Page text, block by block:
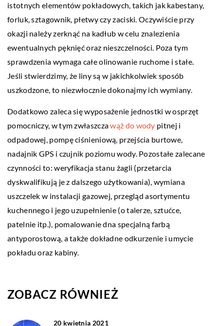
istotnych elementów pokładowych, takich jak kabestany,
forluk, sztagownik, płetwy czy zaciski. Oczywiście przy
okazji należy zerknąć na kadłub w celu znalezienia
ewentualnych pęknięć oraz nieszczelności. Poza tym
sprawdzenia wymaga całe olinowanie ruchome i stałe.
Jeśli stwierdzimy, że liny są w jakichkolwiek sposób
uszkodzone, to niezwłocznie dokonajmy ich wymiany.
Dodatkowo zaleca się wyposażenie jednostki w osprzęt
pomocniczy, w tym zwłaszczawąż do wody pitnej i
odpadowej, pompę ciśnieniową, przejścia burtowe,
nadajnik GPS i czujnik poziomu wody. Pozostałe zalecane
czynności to: weryfikacja stanu żagli (przetarcia
dyskwalifikują je z dalszego użytkowania), wymiana
uszczelek w instalacji gazowej, przegląd asortymentu
kuchennego i jego uzupełnienie (o talerze, sztućce,
patelnie itp.), pomalowanie dna specjalną farbą
antyporostową, a także dokładne odkurzenie i umycie
pokładu oraz kabiny.
ZOBACZ RÓWNIEŻ
20 kwietnia 2021